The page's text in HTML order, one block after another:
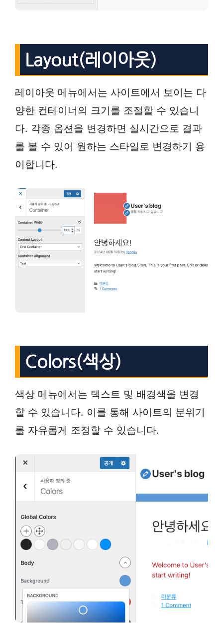
Layout(레이아웃)
레이아웃 메뉴에서는 사이트에서 보이는 다
양한 컨테이너의 크기를 조절할 수 있습니
다. 각종 옵션을 변경하면 실시간으로 결과
를 볼 수 있어 원하는 스타일로 변경하기 용
이합니다.
Colors(색상)
색상 메뉴에서는 텍스트 및 배경색을 변경
할 수 있습니다. 이를 통해 사이트의 분위기
를 자유롭게 조정할 수 있습니다.